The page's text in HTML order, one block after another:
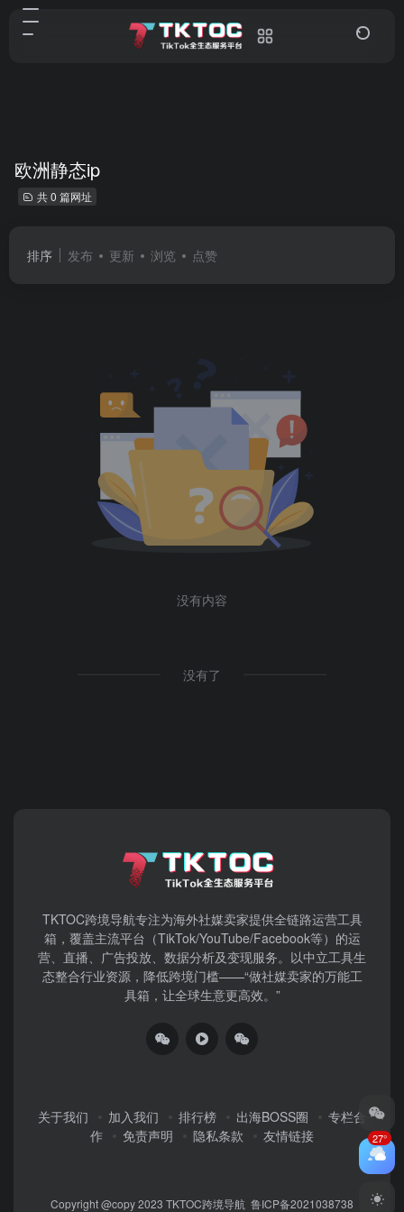
欧洲静态ip
共 0 篇网址
排序 发布 更新 浏览 点赞
没有内容
没有了
TKTOC跨境导航​专注为海外社媒卖家提供全链路运营工具
箱，覆盖主流平台（TikTok/YouTube/Facebook等）​的运
营、直播、广告投放、数据分析及变现服务。以中立工具生
态整合行业资源，降低跨境门槛——“做社媒卖家的万能工
具箱，让全球生意更高效。”
关于我们 加入我们 排行榜 出海BOSS圈
专栏合
作
免责声明 隐私条款 友情链接
Copyright @copy 2023 TKTOC跨境导航 鲁ICP备2021038738
27°